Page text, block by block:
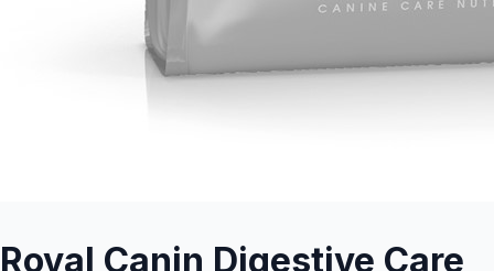
Royal Canin Digestive Care